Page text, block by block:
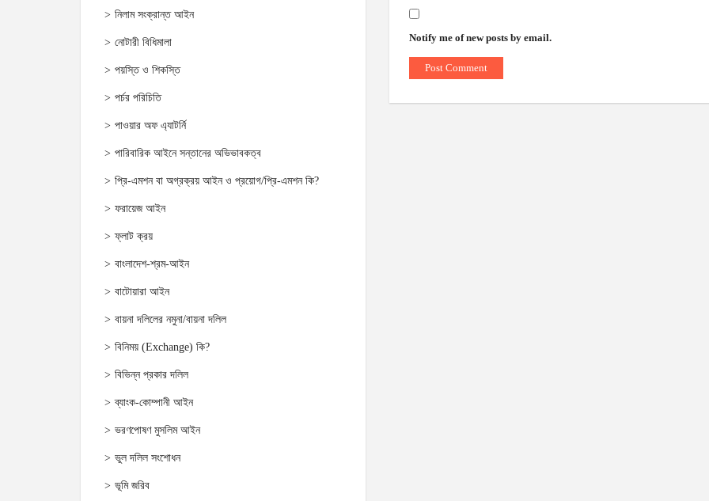
নিলাম সংক্রান্ত আইন
নোটারী বিধিমালা
পয়স্তি ও শিকস্তি
পর্চর পরিচিতি
পাওয়ার অফ এ্যাটর্নি
পারিবারিক আইনে সন্তানের অভিভাবকত্ব
প্রি-এমশন বা অগ্রক্রয় আইন ও প্রয়োগ/প্রি-এমশন কি?
ফরায়েজ আইন
ফ্লাট ক্রয়
বাংলাদেশ-শ্রম-আইন
বাটোয়ারা আইন
বায়না দলিলের নমুনা/বায়না দলিল
বিনিময় (Exchange) কি?
বিভিন্ন প্রকার দলিল
ব্যাংক-কোম্পানী আইন
ভরণপোষণ মুসলিম আইন
ভুল দলিল সংশোধন
ভূমি জরিব
Notify me of new posts by email.